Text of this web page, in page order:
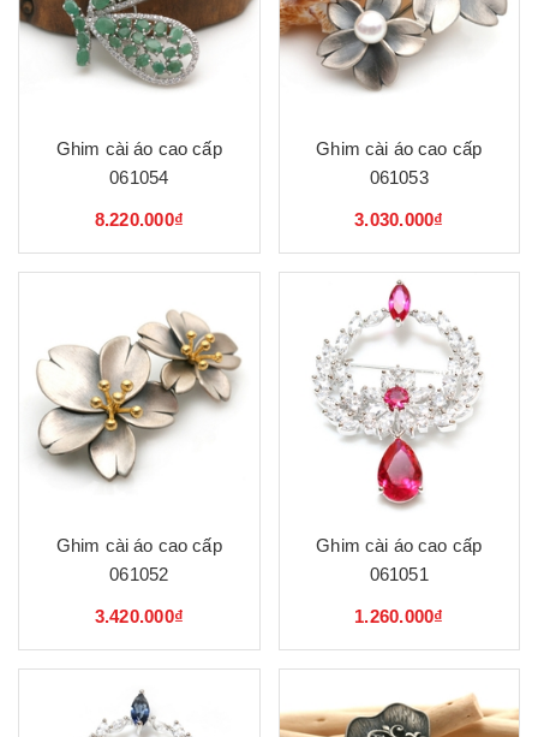
Ghim cài áo cao cấp
061054
8.220.000₫
Ghim cài áo cao cấp
061053
3.030.000₫
Ghim cài áo cao cấp
061052
3.420.000₫
Ghim cài áo cao cấp
061051
1.260.000₫